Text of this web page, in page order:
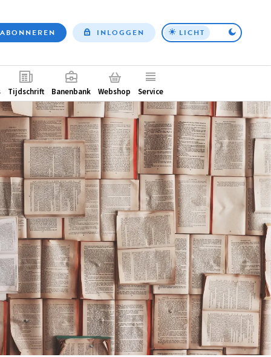
Top
ABONNEREN INLOGGEN LICHT
Tijdschrift Banenbank Webshop Service